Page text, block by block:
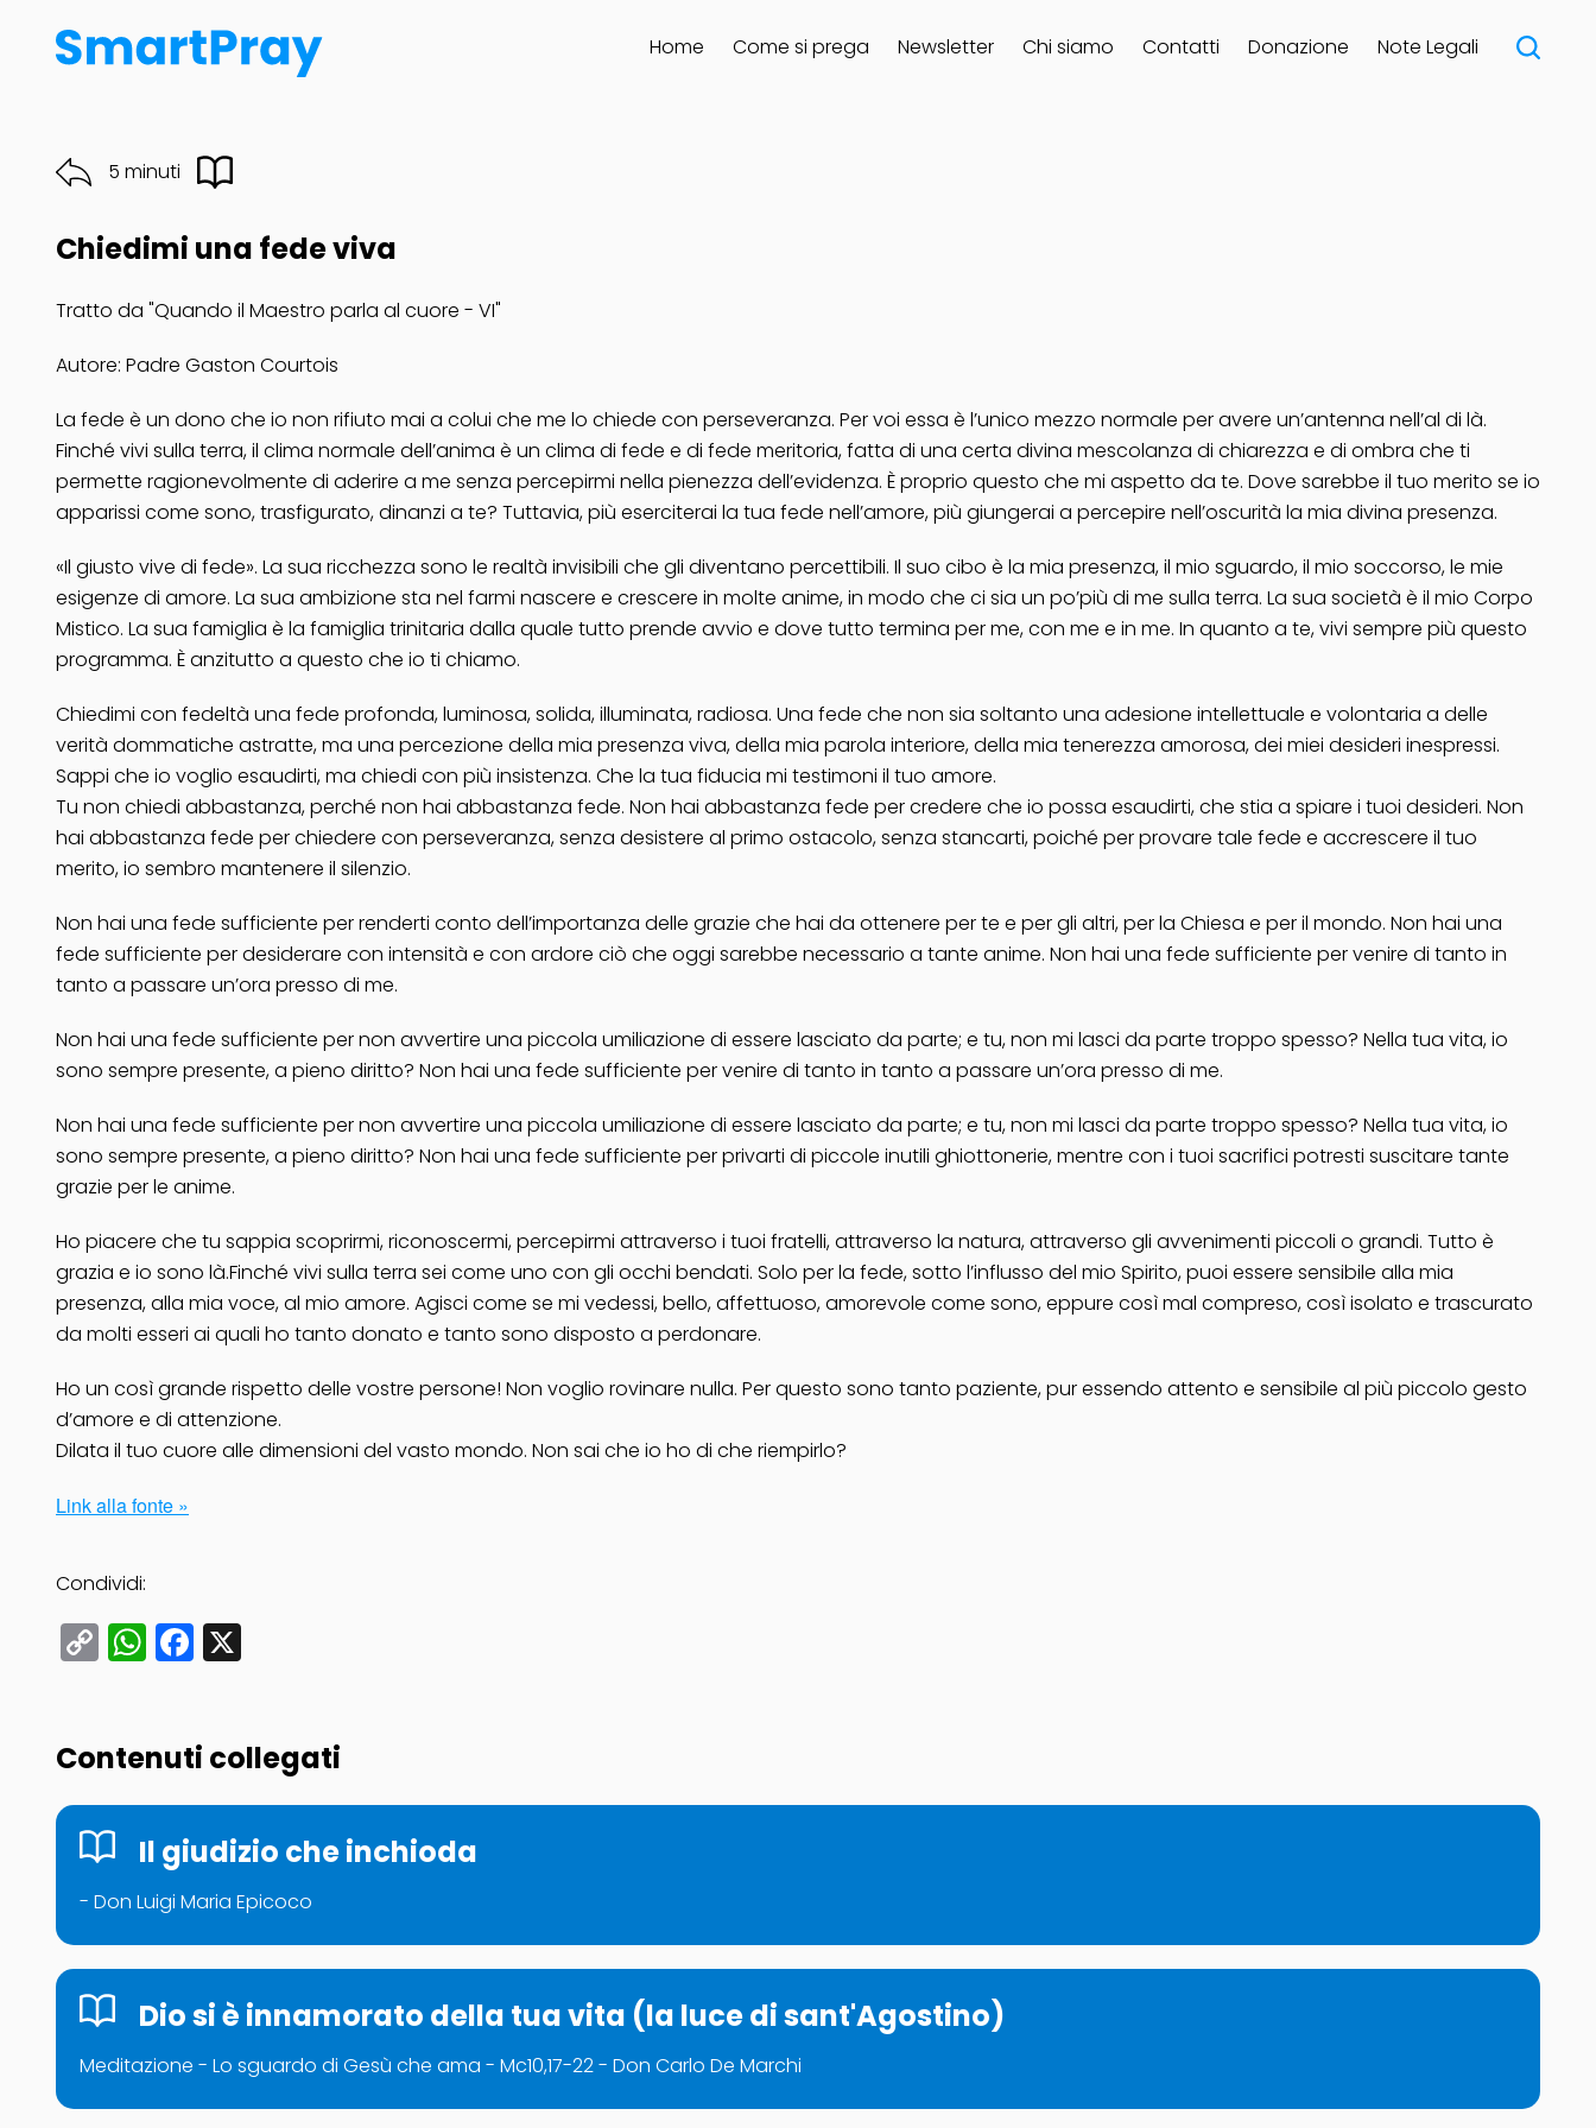
Home Come si prega Newsletter Chi siamo Contatti Donazione Note Legali
5 minuti
Chiedimi una fede viva
Tratto da "Quando il Maestro parla al cuore - VI"
Autore: Padre Gaston Courtois
La fede è un dono che io non rifiuto mai a colui che me lo chiede con perseveranza. Per voi essa è l’unico mezzo normale per avere un’antenna nell’al di là.
Finché vivi sulla terra, il clima normale dell’anima è un clima di fede e di fede meritoria, fatta di una certa divina mescolanza di chiarezza e di ombra che ti
permette ragionevolmente di aderire a me senza percepirmi nella pienezza dell’evidenza. È proprio questo che mi aspetto da te. Dove sarebbe il tuo merito se io
apparissi come sono, trasfigurato, dinanzi a te? Tuttavia, più eserciterai la tua fede nell’amore, più giungerai a percepire nell’oscurità la mia divina presenza.
«Il giusto vive di fede». La sua ricchezza sono le realtà invisibili che gli diventano percettibili. Il suo cibo è la mia presenza, il mio sguardo, il mio soccorso, le mie
esigenze di amore. La sua ambizione sta nel farmi nascere e crescere in molte anime, in modo che ci sia un po’più di me sulla terra. La sua società è il mio Corpo
Mistico. La sua famiglia è la famiglia trinitaria dalla quale tutto prende avvio e dove tutto termina per me, con me e in me. In quanto a te, vivi sempre più questo
programma. È anzitutto a questo che io ti chiamo.
Chiedimi con fedeltà una fede profonda, luminosa, solida, illuminata, radiosa. Una fede che non sia soltanto una adesione intellettuale e volontaria a delle
verità dommatiche astratte, ma una percezione della mia presenza viva, della mia parola interiore, della mia tenerezza amorosa, dei miei desideri inespressi.
Sappi che io voglio esaudirti, ma chiedi con più insistenza. Che la tua fiducia mi testimoni il tuo amore.
Tu non chiedi abbastanza, perché non hai abbastanza fede. Non hai abbastanza fede per credere che io possa esaudirti, che stia a spiare i tuoi desideri. Non
hai abbastanza fede per chiedere con perseveranza, senza desistere al primo ostacolo, senza stancarti, poiché per provare tale fede e accrescere il tuo
merito, io sembro mantenere il silenzio.
Non hai una fede sufficiente per renderti conto dell’importanza delle grazie che hai da ottenere per te e per gli altri, per la Chiesa e per il mondo. Non hai una
fede sufficiente per desiderare con intensità e con ardore ciò che oggi sarebbe necessario a tante anime. Non hai una fede sufficiente per venire di tanto in
tanto a passare un’ora presso di me.
Non hai una fede sufficiente per non avvertire una piccola umiliazione di essere lasciato da parte; e tu, non mi lasci da parte troppo spesso? Nella tua vita, io
sono sempre presente, a pieno diritto? Non hai una fede sufficiente per venire di tanto in tanto a passare un’ora presso di me.
Non hai una fede sufficiente per non avvertire una piccola umiliazione di essere lasciato da parte; e tu, non mi lasci da parte troppo spesso? Nella tua vita, io
sono sempre presente, a pieno diritto? Non hai una fede sufficiente per privarti di piccole inutili ghiottonerie, mentre con i tuoi sacrifici potresti suscitare tante
grazie per le anime.
Ho piacere che tu sappia scoprirmi, riconoscermi, percepirmi attraverso i tuoi fratelli, attraverso la natura, attraverso gli avvenimenti piccoli o grandi. Tutto è
grazia e io sono là.Finché vivi sulla terra sei come uno con gli occhi bendati. Solo per la fede, sotto l’influsso del mio Spirito, puoi essere sensibile alla mia
presenza, alla mia voce, al mio amore. Agisci come se mi vedessi, bello, affettuoso, amorevole come sono, eppure così mal compreso, così isolato e trascurato
da molti esseri ai quali ho tanto donato e tanto sono disposto a perdonare.
Ho un così grande rispetto delle vostre persone! Non voglio rovinare nulla. Per questo sono tanto paziente, pur essendo attento e sensibile al più piccolo gesto
d’amore e di attenzione.
Dilata il tuo cuore alle dimensioni del vasto mondo. Non sai che io ho di che riempirlo?
Link alla fonte »
Condividi:
Copy
Link
WhatsApp
Facebook
Contenuti collegati
Il giudizio che inchioda
- Don Luigi Maria Epicoco
Dio si è innamorato della tua vita (la luce di sant'Agostino)
Meditazione - Lo sguardo di Gesù che ama - Mc10,17-22 - Don Carlo De Marchi